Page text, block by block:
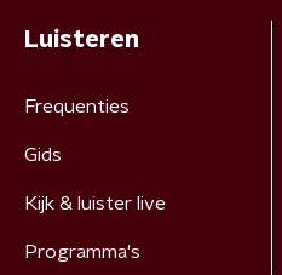
Luisteren
Frequenties
Gids
Kijk & luister live
Programma's